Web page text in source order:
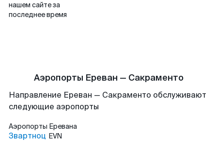
нашем сайте за
последнее время
Аэропорты Ереван — Сакраменто
Направление Ереван — Сакраменто обслуживают
следующие аэропорты
Аэропорты Еревана
Звартноц EVN